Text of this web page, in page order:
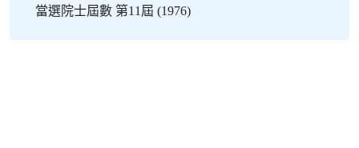
當選院士屆數 第11屆 (1976)